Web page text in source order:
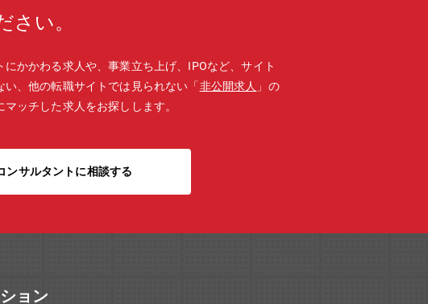
さい。
にかかわる求人や、事業立ち上げ、IPOなど、サイト
い、他の転職サイトでは見られない「非公開求人 」の
ッチした求人をお探しします。
ンサルタントに相談する
ョン